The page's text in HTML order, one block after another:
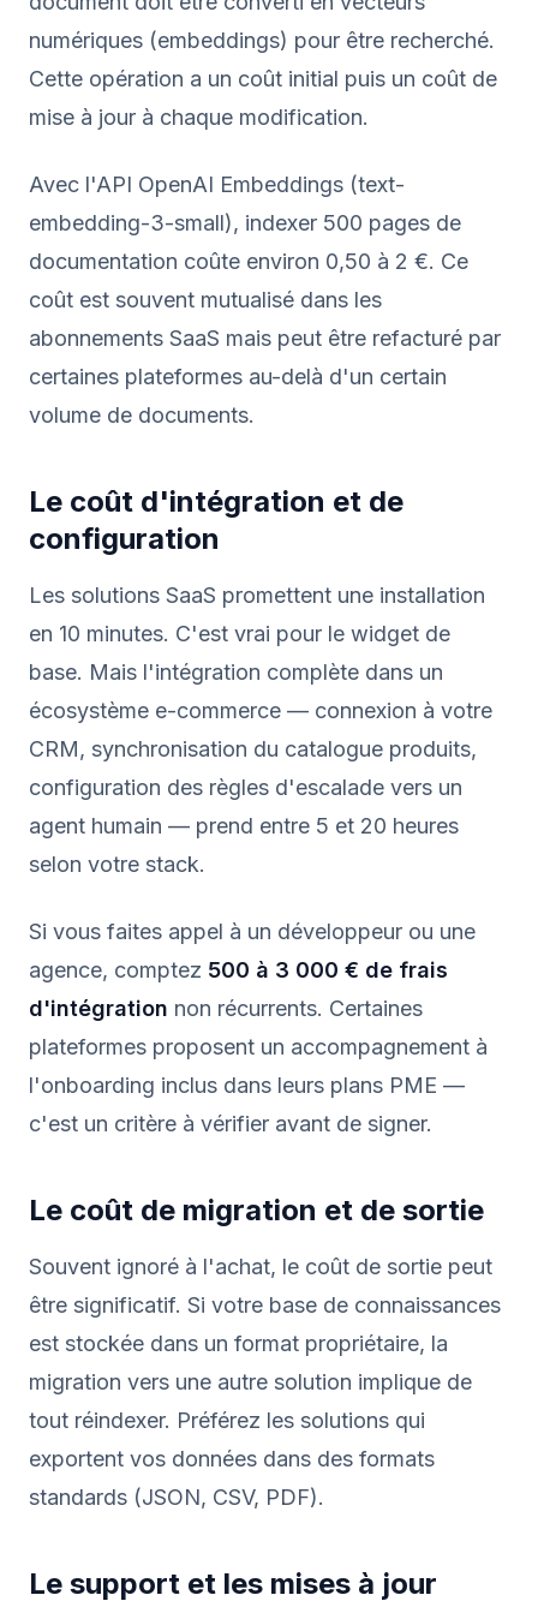
numériques (embeddings) pour être recherché.
Cette opération a un coût initial puis un coût de
mise à jour à chaque modification.
Avec l'API OpenAI Embeddings (text-
embedding-3-small), indexer 500 pages de
documentation coûte environ 0,50 à 2 €. Ce
coût est souvent mutualisé dans les
abonnements SaaS mais peut être refacturé par
certaines plateformes au-delà d'un certain
volume de documents.
Le coût d'intégration et de
configuration
Les solutions SaaS promettent une installation
en 10 minutes. C'est vrai pour le widget de
base. Mais l'intégration complète dans un
écosystème e-commerce — connexion à votre
CRM, synchronisation du catalogue produits,
configuration des règles d'escalade vers un
agent humain — prend entre 5 et 20 heures
selon votre stack.
Si vous faites appel à un développeur ou une
agence, comptez 500 à 3 000 € de frais
d'intégration non récurrents. Certaines
plateformes proposent un accompagnement à
l'onboarding inclus dans leurs plans PME —
c'est un critère à vérifier avant de signer.
Le coût de migration et de sortie
Souvent ignoré à l'achat, le coût de sortie peut
être significatif. Si votre base de connaissances
est stockée dans un format propriétaire, la
migration vers une autre solution implique de
tout réindexer. Préférez les solutions qui
exportent vos données dans des formats
standards (JSON, CSV, PDF).
Le support et les mises à jour